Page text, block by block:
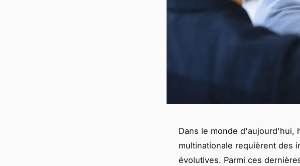
Dans le monde d'aujourd'hui,
multinationale requièrent des
évolutives. Parmi ces